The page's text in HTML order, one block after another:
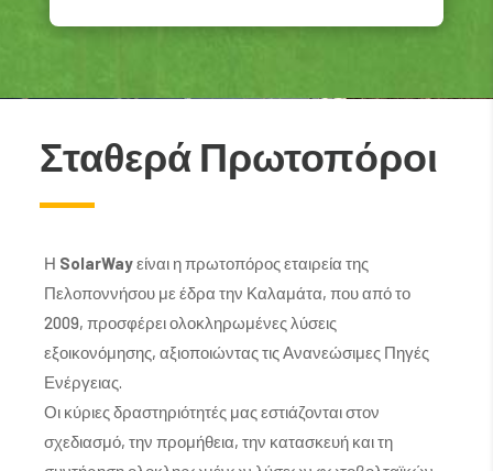
Σταθερά Πρωτοπόροι
Η SolarWayείναι η πρωτοπόρος εταιρεία της
Πελοποννήσου με έδρα την Καλαμάτα, που από το
2009, προσφέρει ολοκληρωμένες λύσεις
εξοικονόμησης, αξιοποιώντας τις Ανανεώσιμες Πηγές
Ενέργειας.
Οι κύριες δραστηριότητές μας εστιάζονται στον
σχεδιασμό, την προμήθεια, την κατασκευή και τη